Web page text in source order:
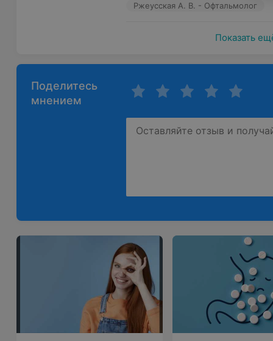
проблемы заболеваний глаз у пациентов от 0 до 18
диагностикой и лечением офтальмологических
Многопрофильный центр «Клиника Мерси»
поликлинических услуг в сфере детской
технологичным оборудованием, дающим
системы ребёнка. Детский офтальмолог использует
диагностические программы, разработанные с
Когда рекомендуется консультация офтальмолога
Ржеусская А. В. - Офтальмолог
Показать
Поделитесь
мнением